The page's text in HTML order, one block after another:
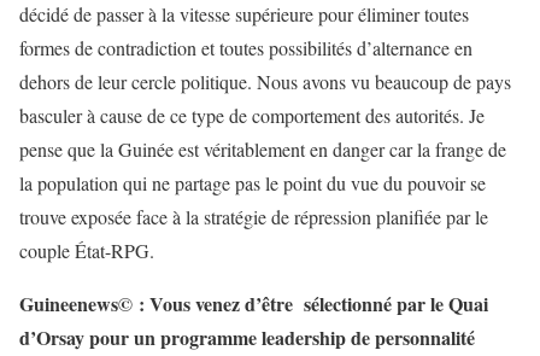
décidé de passer à la vitesse supérieure pour éliminer toutes
formes de contradiction et toutes possibilités d’alternance en
dehors de leur cercle politique. Nous avons vu beaucoup de pays
basculer à cause de ce type de comportement des autorités. Je
pense que la Guinée est véritablement en danger car la frange de
la population qui ne partage pas le point du vue du pouvoir se
trouve exposée face à la stratégie de répression planifiée par le
couple État-RPG.
Guineenews© : Vous venez d’être sélectionné par le Quai
d’Orsay pour un programme leadership de personnalité